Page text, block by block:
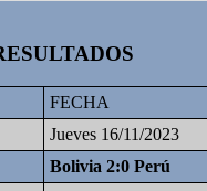
FECHA
Jueves 16/11/2023
Bolivia 2:0 Perú